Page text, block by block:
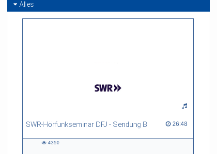
Alles
SWR-Hörfunkseminar DFJ - Sendung B 26:48
26:48 duration
4350